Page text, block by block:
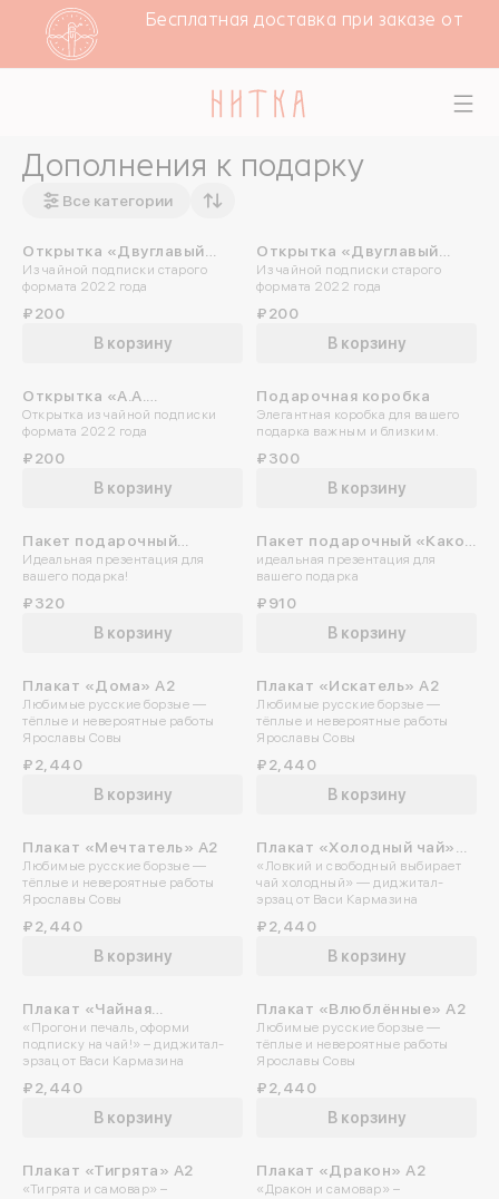
Бесплатная доставка при заказе от
Дополнения к подарку
Все категории
Открытка «Двуглавый
Орёл»
Из чайной подписки старого
формата 2022 года
₽200
В корзину
Открытка «Двуглавый
Орёл. Фрагмент открытки
1915 года»
Из чайной подписки старого
формата 2022 года
₽200
В корзину
Открытка «А.А.
Вознесенский»
Открытка из чайной подписки
формата 2022 года
₽200
В корзину
Подарочная коробка
Элегантная коробка для вашего
подарка важным и близким.
₽300
В корзину
Пакет подарочный
«Только верить!»
Идеальная презентация для
вашего подарка!
₽320
В корзину
Пакет подарочный «Какой
восторг!»
идеальная презентация для
вашего подарка
₽910
В корзину
Плакат «Дома» А2
Любимые русские борзые —
тёплые и невероятные работы
Ярославы Совы
₽2,440
В корзину
Плакат «Искатель» А2
Любимые русские борзые —
тёплые и невероятные работы
Ярославы Совы
₽2,440
В корзину
Плакат «Мечтатель» А2
Любимые русские борзые —
тёплые и невероятные работы
Ярославы Совы
₽2,440
В корзину
Плакат «Холодный чай»
A2
«Ловкий и свободный выбирает
чай холодный» — диджитал-
эрзац от Васи Кармазина
₽2,440
В корзину
Плакат «Чайная
подписка» А2
«Прогони печаль, оформи
подписку на чай!» – диджитал-
эрзац от Васи Кармазина
₽2,440
В корзину
Плакат «Влюблённые» А2
Любимые русские борзые —
тёплые и невероятные работы
Ярославы Совы
₽2,440
В корзину
Плакат «Тигрята» А2
«Тигрята и самовар» –
Плакат «Дракон» А2
«Дракон и самовар» –